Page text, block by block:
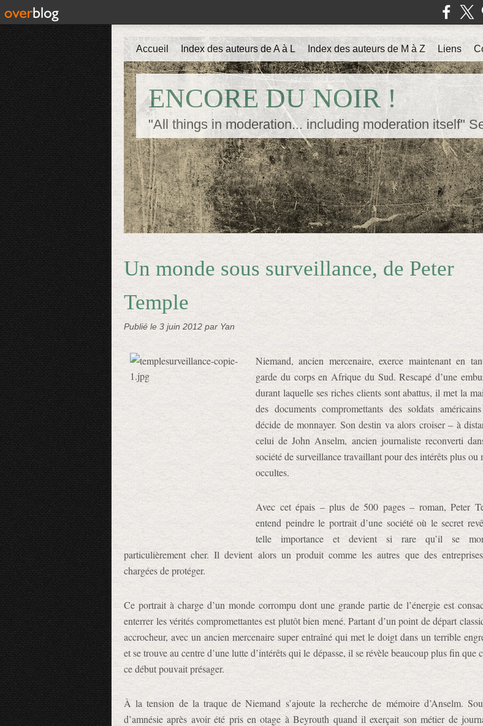
ENCORE DU NOIR !
"All things in moderation... including moderation itself"
Accueil Index des auteurs de A à L Index des auteurs de M à Z Liens
Un monde sous surveillance, de Peter
Temple
Publié le 3 juin 2012 par Yan
Niemand, ancien mercenaire, exerce maintenant en
garde du corps en Afrique du Sud. Rescapé d’une
durant laquelle ses riches clients sont abattus, il met la
des documents compromettants des soldats
décide de monnayer. Son destin va alors croiser – à
celui de John Anselm, ancien journaliste reconverti
société de surveillance travaillant pour des intérêts plus ou
occultes.
Avec cet épais – plus de 500 pages – roman, Peter
entend peindre le portrait d’une société où le secret
telle importance et devient si rare qu’il se
particulièrement cher. Il devient alors un produit comme les autres que des
chargées de protéger.
Ce portrait à charge d’un monde corrompu dont une grande partie de l’énergie est
enterrer les vérités compromettantes est plutôt bien mené. Partant d’un point de départ
accrocheur, avec un ancien mercenaire super entraîné qui met le doigt dans un terrible
et se trouve au centre d’une lutte d’intérêts qui le dépasse, il se révèle beaucoup plus fin que
ce début pouvait présager.
À la tension de la traque de Niemand s’ajoute la recherche de mémoire d’Anselm.
d’amnésie après avoir été pris en otage à Beyrouth quand il exerçait son métier de